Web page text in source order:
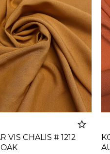
VIS CHALIS # 1212